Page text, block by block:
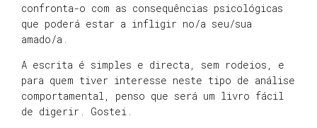
confronta-o com as consequências psicológicas
que poderá estar a infligir no/a seu/sua
amado/a.
A escrita é simples e directa, sem rodeios, e
para quem tiver interesse neste tipo de análise
comportamental, penso que será um livro fácil
de digerir. Gostei.